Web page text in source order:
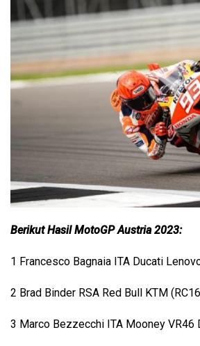
Berikut Hasil MotoGP Austria 2023:
1 Francesco Bagnaia ITA Ducati
2 Brad Binder RSA Red Bull KTM
3 Marco Bezzecchi ITA Mooney VR46